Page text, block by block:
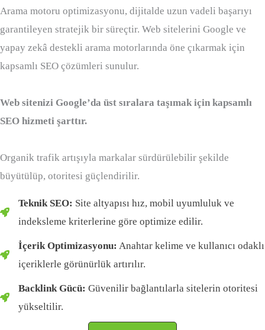
Arama motoru optimizasyonu, dijitalde uzun vadeli başarıyı
garantileyen stratejik bir süreçtir. Web sitelerini Google ve
yapay zekâ destekli arama motorlarında öne çıkarmak için
kapsamlı SEO çözümleri sunulur.
Web sitenizi Google’da üst sıralara taşımak için kapsamlı
SEO hizmeti şarttır.
Organik trafik artışıyla markalar sürdürülebilir şekilde
büyütülüp, otoritesi güçlendirilir.
Teknik SEO: Site altyapısı hız, mobil uyumluluk ve
indeksleme kriterlerine göre optimize edilir.
İçerik Optimizasyonu: Anahtar kelime ve kullanıcı odaklı
içeriklerle görünürlük artırılır.
Backlink Gücü: Güvenilir bağlantılarla sitelerin otoritesi
yükseltilir.